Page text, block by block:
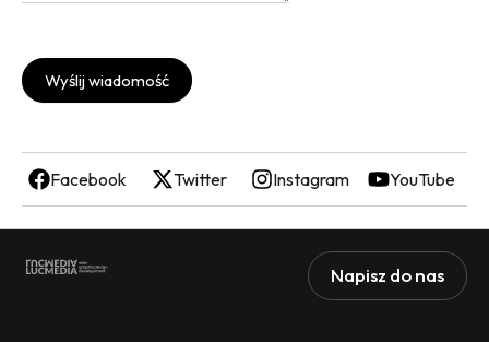
Wyślij wiadomość
Facebook Twitter Instagram YouTube
Napisz do nas